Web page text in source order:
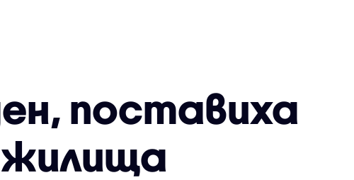
поставиха
жилища